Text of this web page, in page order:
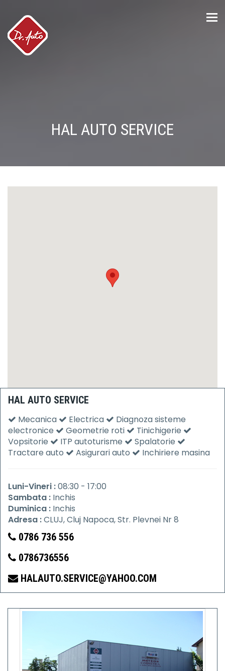
HAL AUTO SERVICE
HAL AUTO SERVICE
Mecanica Electrica
Diagnoza sisteme
electronice
Geometrie roti
Tinichigerie
Vopsitorie
ITP autoturisme
Spalatorie
Tractare auto
Asigurari auto Inchiriere masina
Luni-Vineri :08:30 - 17:00
Sambata : Inchis
Duminica : Inchis
Adresa :CLUJ, Cluj Napoca, Str. Plevnei Nr 8
0786 736 556
0786736556
HALAUTO.SERVICE@YAHOO.COM